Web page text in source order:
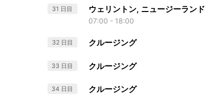
31 日目 ウェリントン, ニュージーランド
07:00 - 18:00
32 日目 クルージング
33 日目 クルージング
34 日目 クルージング